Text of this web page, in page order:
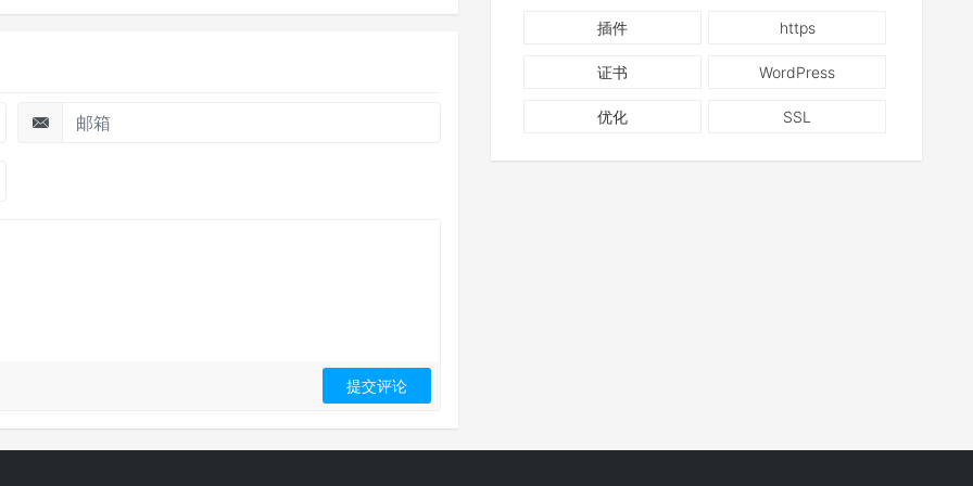
插件 https
证书 WordPress
优化 SSL